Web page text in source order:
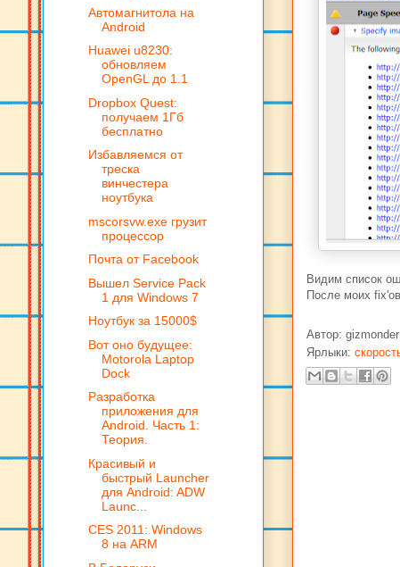
Видим список
После моих
Автор: gizmonder
Ярлыки:
Автомагнитола на
Android
Huawei u8230:
обновляем
OpenGL до 1.1
Dropbox Quest:
получаем 1Гб
бесплатно
Избавляемся от
треска
винчестера
ноутбука
mscorsvw.exe грузит
процессор
Почта от Facebook
Вышел Service Pack
1 для Windows 7
Ноутбук за 15000$
Вот оно будущее:
Motorola Laptop
Dock
Разработка
приложения для
Android. Часть 1:
Теория.
Красивый и
быстрый Launcher
для Android: ADW
Launc...
CES 2011: Windows
8 на ARM